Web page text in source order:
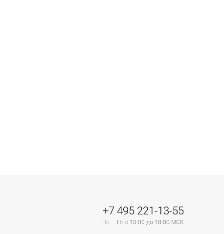
+7 495 221-13-55
Пн — Пт с 10:00 до 18:00 МСК